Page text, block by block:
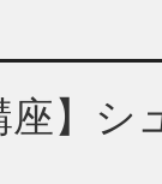
座】シ